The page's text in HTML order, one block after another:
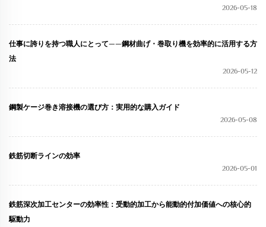
2026-05-18
仕事に誇りを持つ職人にとって——鋼材曲げ・巻取り機を効率的に活用する方
法
2026-05-12
鋼製ケージ巻き溶接機の選び方：実用的な購入ガイド
2026-05-08
鉄筋切断ラインの効率
2026-05-01
鉄筋深次加工センターの効率性：受動的加工から能動的付加価値への核心的
駆動力